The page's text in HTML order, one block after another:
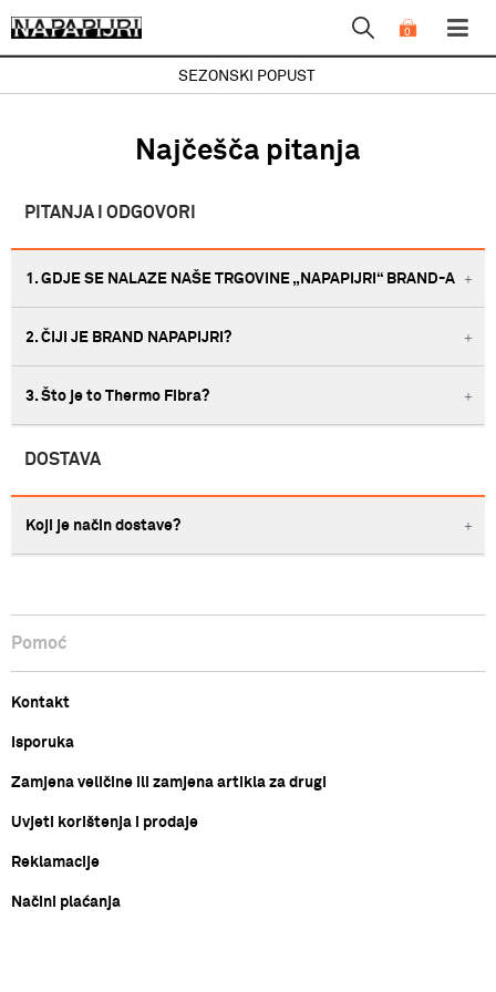
0
SEZONSKI POPUST
Najčešča pitanja
PITANJA I ODGOVORI
1. GDJE SE NALAZE NAŠE TRGOVINE „NAPAPIJRI“ BRAND-A
2. ČIJI JE BRAND NAPAPIJRI?
3. Što je to Thermo Fibra?
DOSTAVA
Koji je način dostave?
Pomoć
Kontakt
Isporuka
Zamjena veličine ili zamjena artikla za drugi
Uvjeti korištenja i prodaje
Reklamacije
Načini plaćanja